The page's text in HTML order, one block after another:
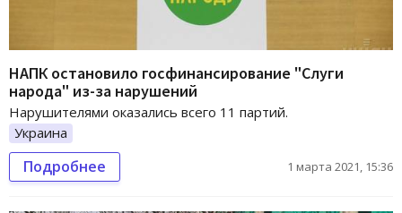
НАПК остановило госфинансирование "Слуги
народа" из-за нарушений
Нарушителями оказались всего 11 партий.
Украина
Подробнее 1 марта 2021, 15:36